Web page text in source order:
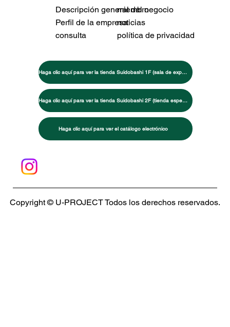
Haga clic aquí para ver el catálogo electrónico
Descripción general del negocio
miembro
Perfil de la empresanoticias
política de privacidad